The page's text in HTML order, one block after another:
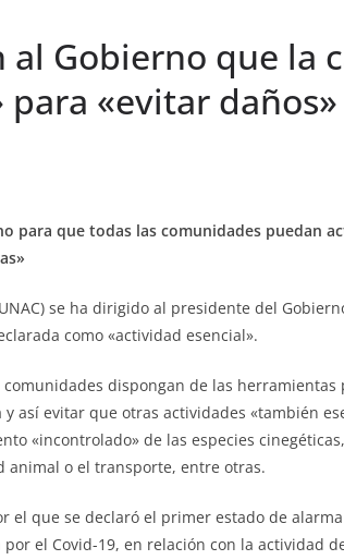
Gobierno que la
«evitar
para que todas las comunidades puedan
se ha dirigido al presidente del
como «actividad esencial».
dispongan de las herramientas
así evitar que otras actividades «también
«incontrolado» de las especies
animal o el transporte, entre otras.
el que se declaró el primer estado de
el Covid-19, en relación con la actividad